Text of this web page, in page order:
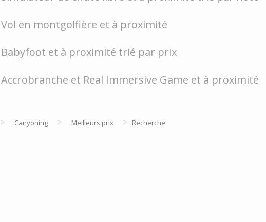
Vol en montgolfière et à proximité
Babyfoot et à proximité trié par prix
Accrobranche et Real Immersive Game et à proximité
> Canyoning > Meilleurs prix > Recherche